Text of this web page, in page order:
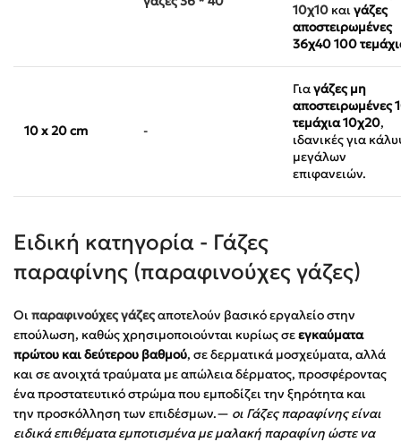
10χ10 καιγάζες
αποστειρωμένες
36χ40 100
10 x 20 cm -
Γιαγάζες μη
αποστειρωμένες
τεμάχια 10χ20,
ιδανικές για
μεγάλων
επιφανειών.
Ειδική κατηγορία - Γάζες
παραφίνης (παραφινούχες γάζες)
Οιπαραφινούχες γάζεςαποτελούν βασικό εργαλείο στην
επούλωση, καθώς χρησιμοποιούνται κυρίως σεεγκαύματα
πρώτου και δεύτερου βαθμού, σε δερματικά μοσχεύματα, αλλά
και σε ανοιχτά τραύματα με απώλεια δέρματος, προσφέροντας
ένα προστατευτικό στρώμα που εμποδίζει την ξηρότητα και
την προσκόλληση των επιδέσμων.— οι Γάζες παραφίνης είναι
ειδικά επιθέματα εμποτισμένα με μαλακή παραφίνη ώστε να